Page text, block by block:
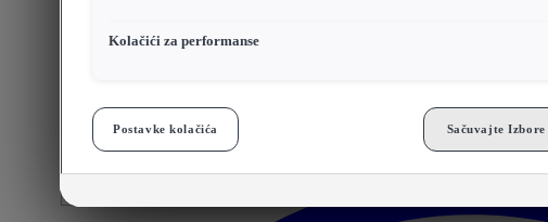
Kolačići za performanse
Postavke kolačića Sačuvajte Izbore